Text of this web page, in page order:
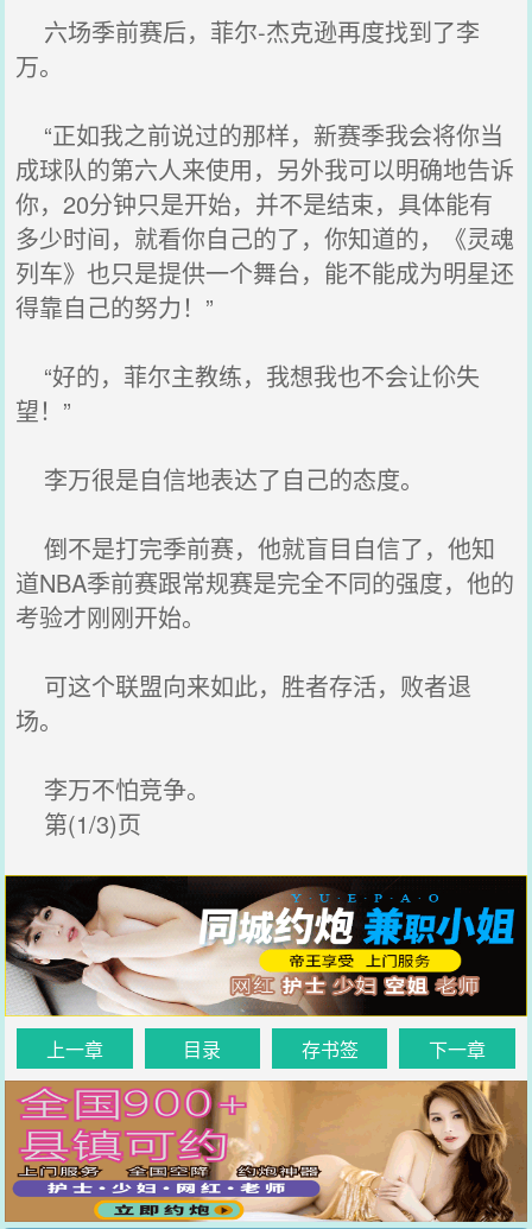
六场季前赛后，菲尔-杰克逊再度找到了李
万。
“正如我之前说过的那样，新赛季我会将你当
成球队的第六人来使用，另外我可以明确地告诉
你，20分钟只是开始，并不是结束，具体能有
多少时间，就看你自己的了，你知道的，《灵魂
列车》也只是提供一个舞台，能不能成为明星还
得靠自己的努力！”
“好的，菲尔主教练，我想我也不会让伱失
望！”
李万很是自信地表达了自己的态度。
倒不是打完季前赛，他就盲目自信了，他知
道NBA季前赛跟常规赛是完全不同的强度，他的
考验才刚刚开始。
可这个联盟向来如此，胜者存活，败者退
场。
李万不怕竞争。
第(1/3)页
上一章 目录 存书签 下一章